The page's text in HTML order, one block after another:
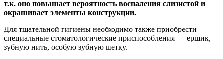
т.к. оно повышает вероятность воспаления слизистой и
окрашивает элементы конструкции.
Для тщательной гигиены необходимо также приобрести
специальные стоматологические приспособления — ершик,
зубную нить, особую зубную щетку.